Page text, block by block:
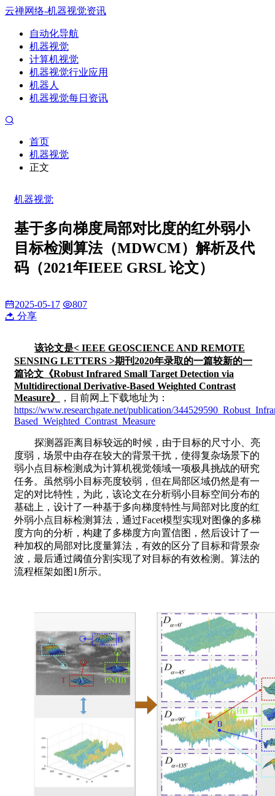
云禅网络-机器视觉资讯
自动化导航
机器视觉
计算机视觉
机器视觉行业应用
机器人
机器视觉每日资讯
首页
机器视觉
正文
机器视觉
基于多向梯度局部对比度的红外弱小
目标检测算法（MDWCM）解析及代
码（2021年IEEE GRSL 论文）
2025-05-17
807
分享
该论文是< IEEE GEOSCIENCE AND REMOTE
SENSING LETTERS >期刊2020年录取的一篇较新的一
篇论文《Robust Infrared Small Target Detection via
Multidirectional Derivative-Based Weighted Contrast
Measure》
，目前网上下载地址为：
https://www.researchgate.net/publication/
Based_Weighted_Contrast_Measure
探测器距离目标较远的时候，由于目标的尺寸小、亮
度弱，场景中由存在较大的背景干扰，使得复杂场景下的
弱小点目标检测成为计算机视觉领域一项极具挑战的研究
任务。虽然弱小目标亮度较弱，但在局部区域仍然是有一
定的对比特性，为此，该论文在分析弱小目标空间分布的
基础上，设计了一种基于多向梯度特性与局部对比度的红
外弱小点目标检测算法，通过Facet模型实现对图像的多梯
度方向的分析，构建了多梯度方向置信图，然后设计了一
种加权的局部对比度量算法，有效的区分了目标和背景杂
波，最后通过阈值分割实现了对目标的有效检测。算法的
流程框架如图1所示。